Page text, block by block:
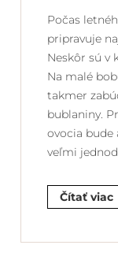
Počas
pripravuje
Neskôr sú v
Na malé
takmer
bublaniny.
ovocia bude
veľmi
Čítať viac